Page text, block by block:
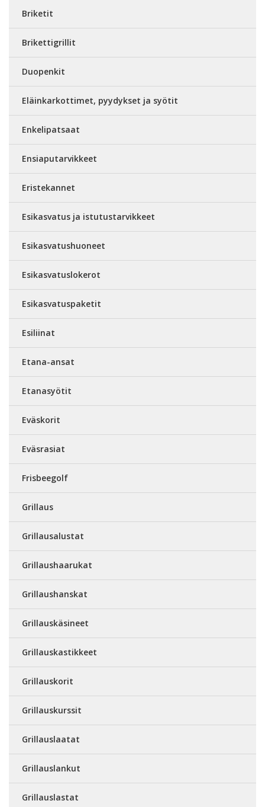
Briketit
Brikettigrillit
Duopenkit
Eläinkarkottimet, pyydykset ja syötit
Enkelipatsaat
Ensiaputarvikkeet
Eristekannet
Esikasvatus ja istutustarvikkeet
Esikasvatushuoneet
Esikasvatuslokerot
Esikasvatuspaketit
Esiliinat
Etana-ansat
Etanasyötit
Eväskorit
Eväsrasiat
Frisbeegolf
Grillaus
Grillausalustat
Grillaushaarukat
Grillaushanskat
Grillauskäsineet
Grillauskastikkeet
Grillauskorit
Grillauskurssit
Grillauslaatat
Grillauslankut
Grillauslastat